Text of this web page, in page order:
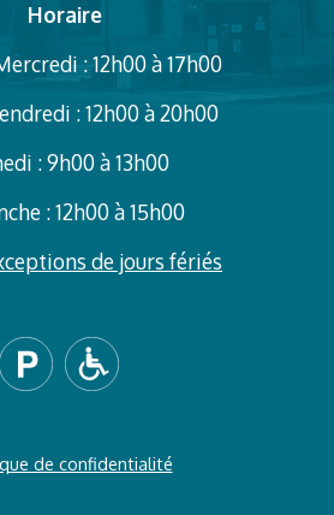
Horaire
: 12h00 à 17h00
: 12h00 à 20h00
: 9h00 à 13h00
: 12h00 à 15h00
de jours fériés
de confidentialité